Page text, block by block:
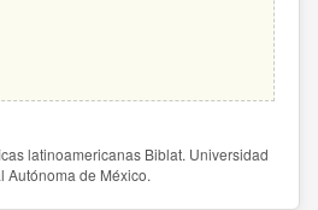
latinoamericanas Biblat. Universidad
Autónoma de México.